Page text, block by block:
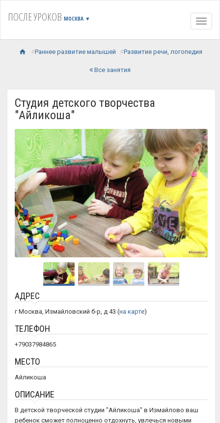
ПОСЛЕ УРОКОВ МОСКВА ▼
Раннее развитие малышей Развитие речи, логопедия
Все занятия
Студия детского творчества
"Айликоша"
АДРЕС
г Москва, Измайловский б-р, д 43 (на карте)
ТЕЛЕФОН
+79037984865
МЕСТО
Айликоша
ОПИСАНИЕ
В детской творческой студии "Айликоша" в Измайлово ваш
ребенок сможет полноценно отдохнуть, увлечься новыми